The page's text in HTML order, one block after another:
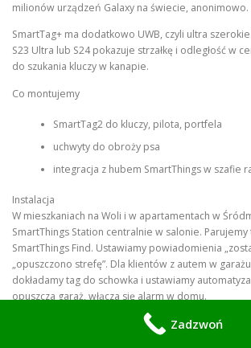
milionów urządzeń Galaxy na świecie, anonimowo.
SmartTag+ ma dodatkowo UWB, czyli ultra
S23 Ultra lub S24 pokazuje strzałkę i odległość w
do szukania kluczy w kanapie.
Co montujemy
SmartTag2 do kluczy, pilota, portfela
uchwyty do obroży psa
integracja z hubem SmartThings w szafie
Instalacja
W mieszkaniach na Woli i w apartamentach w
SmartThings Station centralnie w salonie. Parujemy
SmartThings Find. Ustawiamy powiadomienia
„opuszczono strefę”. Dla klientów z autem w
dokładamy tag do schowka i ustawiamy
opuszcza garaż, włącza się alarm w domu.
Zadzwoń